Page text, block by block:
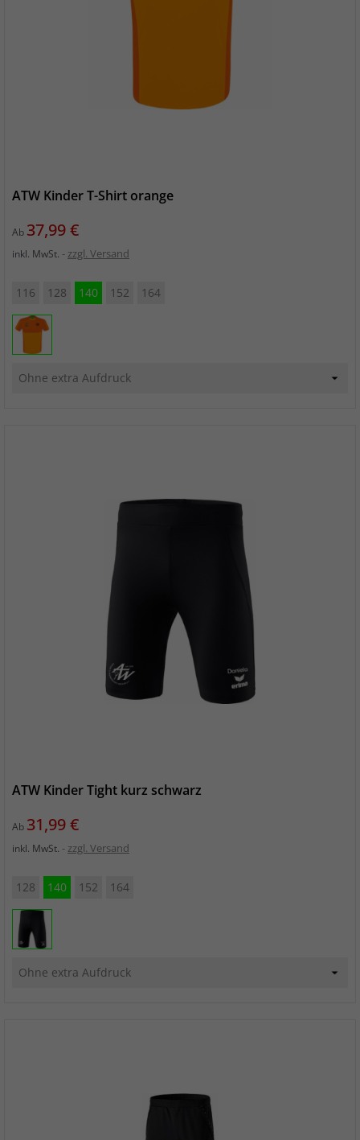
ATW Kinder T-Shirt orange
Ab Preis
37,99 €
inkl. MwSt. zzgl. Versand
116 128 140 152 164
ATW Kinder Tight kurz schwarz
Ab Preis
31,99 €
inkl. MwSt. zzgl. Versand
128 140 152 164